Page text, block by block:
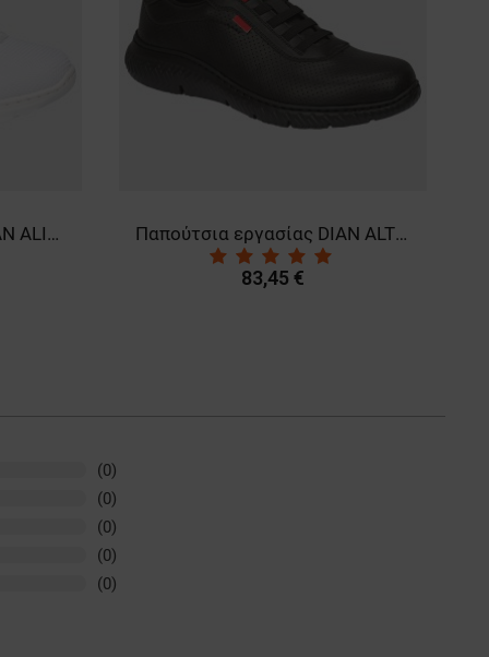
Παπούτσια εργασίας DIAN ALICANTE WHITE O1 FO SRC 3531 Παπούτσια εργασίας DIAN ALTEA PLUS BLANCO O1 SRC
83,45 €
(0)
(0)
(0)
(0)
(0)